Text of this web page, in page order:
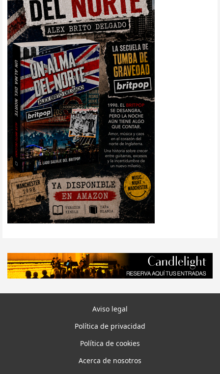
Aviso legal
Política de privacidad
Política de cookies
Acerca de nosotros